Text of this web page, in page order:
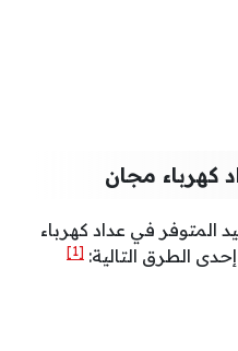
كهرباء مجان
المتوفر في عداد كهرباء
الطرق التالية: [1]